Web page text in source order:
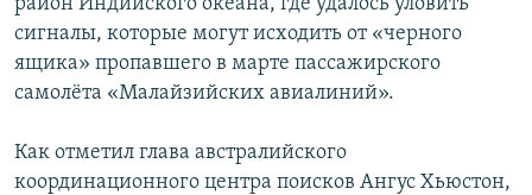
TÜRKMENÇE
сигналы, которые могут исходить от «черного
ящика» пропавшего в марте пассажирского
самолёта «Малайзийских авиалиний».
Как отметил глава австралийского
координационного центра поисков Ангус Хьюстон,